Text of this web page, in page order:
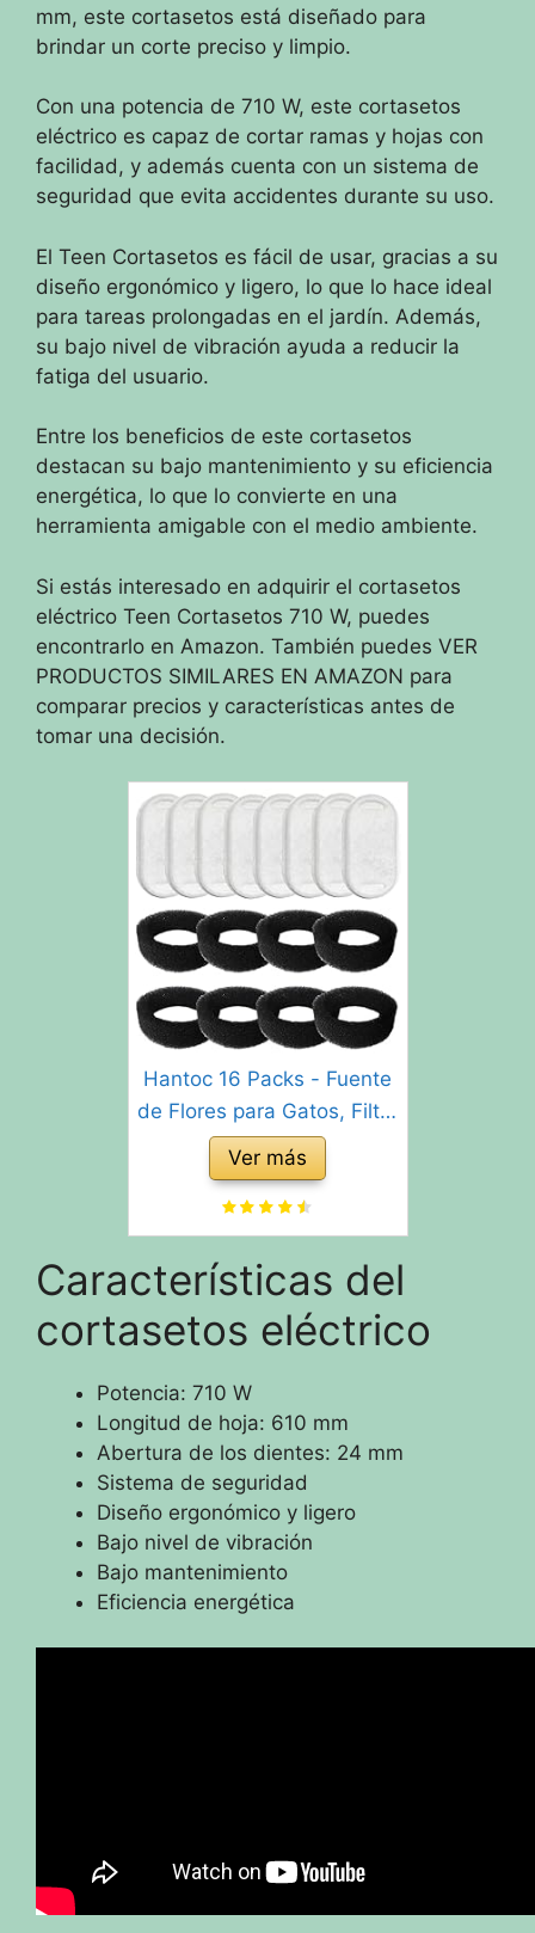
mm, este cortasetos está diseñado para
brindar un corte preciso y limpio.
Con una potencia de 710 W, este cortasetos
eléctrico es capaz de cortar ramas y hojas con
facilidad, y además cuenta con un sistema de
seguridad que evita accidentes durante su uso.
El Teen Cortasetos es fácil de usar, gracias a su
diseño ergonómico y ligero, lo que lo hace ideal
para tareas prolongadas en el jardín. Además,
su bajo nivel de vibración ayuda a reducir la
fatiga del usuario.
Entre los beneficios de este cortasetos
destacan su bajo mantenimiento y su eficiencia
energética, lo que lo convierte en una
herramienta amigable con el medio ambiente.
Si estás interesado en adquirir el cortasetos
eléctrico Teen Cortasetos 710 W, puedes
encontrarlo en Amazon. También puedes VER
PRODUCTOS SIMILARES EN AMAZON para
comparar precios y características antes de
tomar una decisión.
Hantoc 16 Packs - Fuente
de Flores para Gatos, Filtro
de carbón de 8 Piezas y
Esponja de Espuma para
Gatos de Acero Inoxidable
PLWF003 con Resina y
carbón Activado
Ver más
Características del
cortasetos eléctrico
Potencia: 710 W
Longitud de hoja: 610 mm
Abertura de los dientes: 24 mm
Sistema de seguridad
Diseño ergonómico y ligero
Bajo nivel de vibración
Bajo mantenimiento
Eficiencia energética